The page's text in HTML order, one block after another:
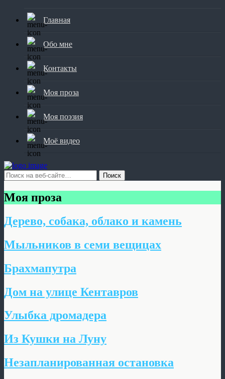
Главная
Обо мне
Контакты
Моя проза
Моя поэзия
Моё видео
Моя проза
Дерево, собака, облако и камень
Мыльников в семи вещицах
Брахмапутра
Дом на улице Кентавров
Улыбка дромадера
Из Кушки на Луну
Незапланированная остановка